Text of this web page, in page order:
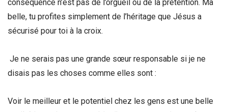
conséquence n’est pas de l’orgueil ou de la prétention. Ma
belle, tu profites simplement de l’héritage que Jésus a
sécurisé pour toi à la croix.
Je ne serais pas une grande sœur responsable si je ne
disais pas les choses comme elles sont :
Voir le meilleur et le potentiel chez les gens est une belle